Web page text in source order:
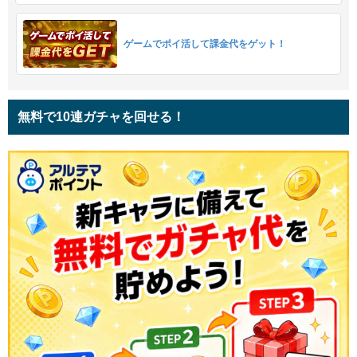
ゲームでポイ活して課金代をゲット！
無料で10連ガチャを回せる！